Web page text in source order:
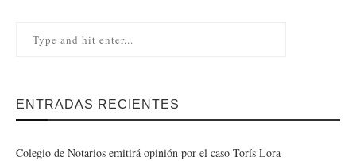
ENTRADAS RECIENTES
Colegio de Notarios emitirá opinión por el caso Torís Lora